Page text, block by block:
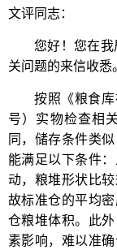
文评同志：
您好！您在我
关问题的来信收悉
按照《粮食
号）实物检查相
同，储存条件类
能满足以下条件
动，粮堆形状比
故标准仓的平均
仓粮堆体积。此
素影响，难以准